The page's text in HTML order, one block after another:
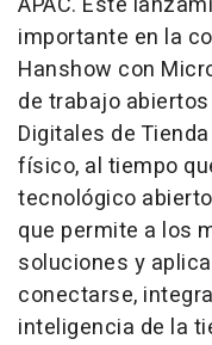
importante en la
Hanshow con
de trabajo
Digitales de
físico, al tiempo
tecnológico
que permite a los
soluciones y
conectarse,
inteligencia de la